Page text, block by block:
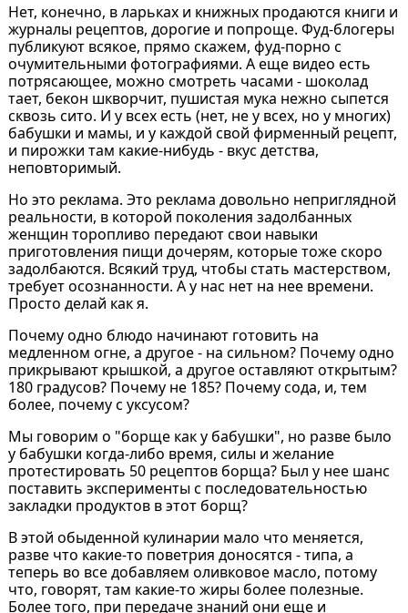
Нет, конечно, в ларьках и книжных продаются книги и
журналы рецептов, дорогие и попроще. Фуд-блогеры
публикуют всякое, прямо скажем, фуд-порно с
очумительными фотографиями. А еще видео есть
потрясающее, можно смотреть часами - шоколад
тает, бекон шкворчит, пушистая мука нежно сыпется
сквозь сито. И у всех есть (нет, не у всех, но у многих)
бабушки и мамы, и у каждой свой фирменный рецепт,
и пирожки там какие-нибудь - вкус детства,
неповторимый.
Но это реклама. Это реклама довольно неприглядной
реальности, в которой поколения задолбанных
женщин торопливо передают свои навыки
приготовления пищи дочерям, которые тоже скоро
задолбаются. Всякий труд, чтобы стать мастерством,
требует осознанности. А у нас нет на нее времени.
Просто делай как я.
Почему одно блюдо начинают готовить на
медленном огне, а другое - на сильном? Почему одно
прикрывают крышкой, а другое оставляют открытым?
180 градусов? Почему не 185? Почему сода, и, тем
более, почему с уксусом?
Мы говорим о "борще как у бабушки", но разве было
у бабушки когда-либо время, силы и желание
протестировать 50 рецептов борща? Был у нее шанс
поставить эксперименты с последовательностью
закладки продуктов в этот борщ?
В этой обыденной кулинарии мало что меняется,
разве что какие-то поветрия доносятся - типа, а
теперь во все добавляем оливковое масло, потому
что, говорят, там какие-то жиры более полезные.
Более того, при передаче знаний они еще и